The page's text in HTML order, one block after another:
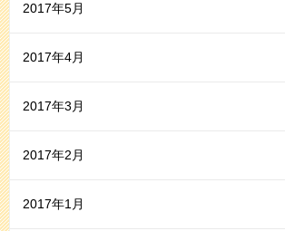
2017年5月
2017年4月
2017年3月
2017年2月
2017年1月